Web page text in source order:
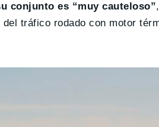
conjunto es “muy cauteloso”
tráfico rodado con motor